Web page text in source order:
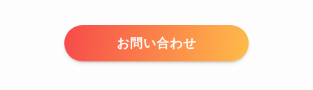
お問い合わせ